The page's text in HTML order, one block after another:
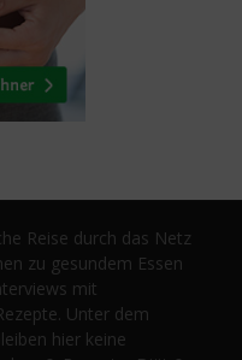
Reise durch das Netz
zu gesundem Essen
mit
Unter dem
hier keine